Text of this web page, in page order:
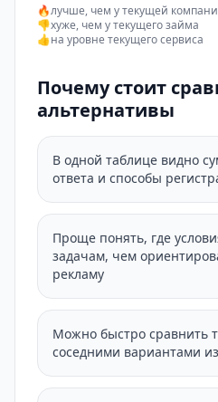
🔥лучше, чем у текущей
👎хуже, чем у текущего займа
👍на уровне текущего сервиса
Почему стоит
альтернативы
В одной таблице видно
ответа и способы
Проще понять, где
задачам, чем
рекламу
Можно быстро сравнить
соседними вариантами